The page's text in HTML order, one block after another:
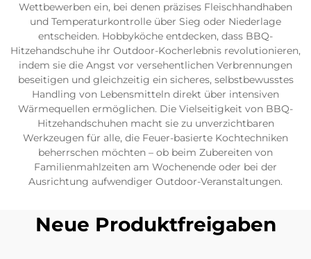
Wettbewerben ein, bei denen präzises Fleischhandhaben
und Temperaturkontrolle über Sieg oder Niederlage
entscheiden. Hobbyköche entdecken, dass BBQ-
Hitzehandschuhe ihr Outdoor-Kocherlebnis revolutionieren,
indem sie die Angst vor versehentlichen Verbrennungen
beseitigen und gleichzeitig ein sicheres, selbstbewusstes
Handling von Lebensmitteln direkt über intensiven
Wärmequellen ermöglichen. Die Vielseitigkeit von BBQ-
Hitzehandschuhen macht sie zu unverzichtbaren
Werkzeugen für alle, die Feuer-basierte Kochtechniken
beherrschen möchten – ob beim Zubereiten von
Familienmahlzeiten am Wochenende oder bei der
Ausrichtung aufwendiger Outdoor-Veranstaltungen.
Neue Produktfreigaben